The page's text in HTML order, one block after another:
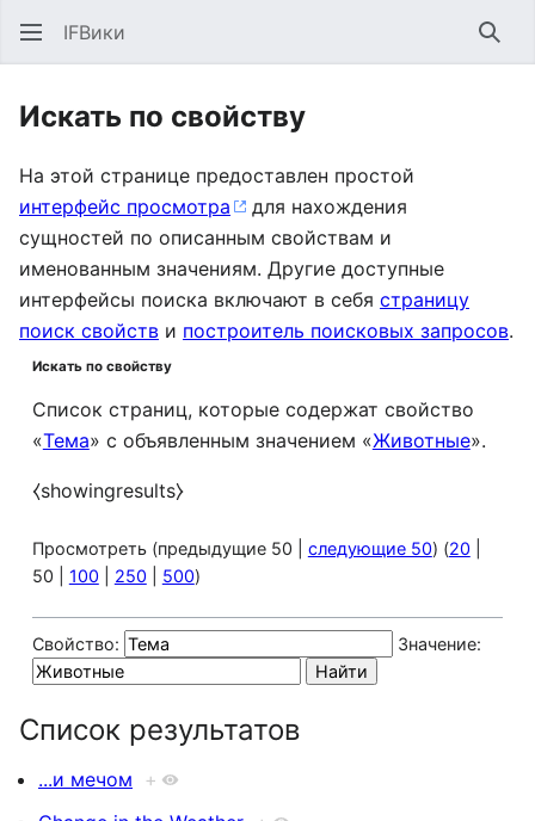
IFВики
Искать по свойству
На этой странице предоставлен простой
интерфейс просмотра
для нахождения
сущностей по описанным свойствам и
именованным значениям. Другие доступные
интерфейсы поиска включают в себя страницу
поиск свойств и построитель поисковых запросов.
Искать по свойству
Список страниц, которые содержат свойство
«Тема» с объявленным значением «Животные».
⧼showingresults⧽
Просмотреть (предыдущие 50 следующие 50) (20
50
100 250 500)
Свойство: Значение:
Список результатов
...и мечом +